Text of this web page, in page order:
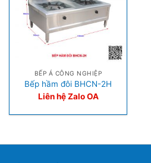
BẾP Á CÔNG NGHIỆP
Bếp hầm đôi BHCN-2H
Liên hệ Zalo OA